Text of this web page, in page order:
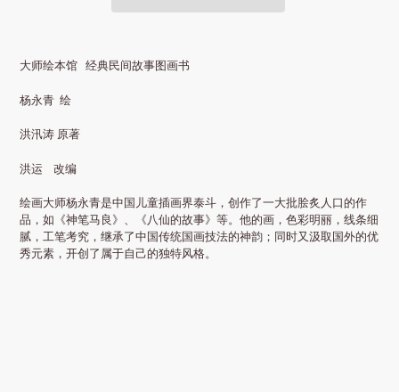
大师绘本馆 经典民间故事图画书
杨永青 绘
洪汛涛 原著
洪运 改编
绘画大师杨永青是中国儿童插画界泰斗，创作了一大批脍炙人口的作
品，如《神笔马良》、《八仙的故事》等。他的画，色彩明丽，线条细
腻，工笔考究，继承了中国传统国画技法的神韵；同时又汲取国外的优
秀元素，开创了属于自己的独特风格。